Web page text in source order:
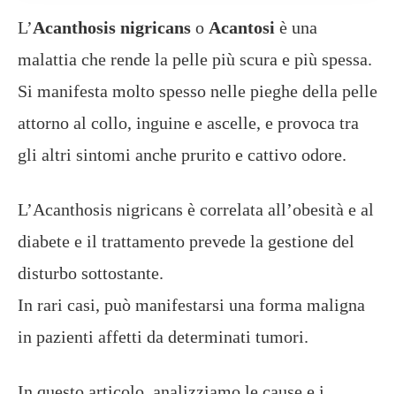
L’Acanthosis nigricans o Acantosi è una
malattia che rende la pelle più scura e più spessa.
Si manifesta molto spesso nelle pieghe della pelle
attorno al collo, inguine e ascelle, e provoca tra
gli altri sintomi anche prurito e cattivo odore.
L’Acanthosis nigricans è correlata all’obesità e al
diabete e il trattamento prevede la gestione del
disturbo sottostante.
In rari casi, può manifestarsi una forma maligna
in pazienti affetti da determinati tumori.